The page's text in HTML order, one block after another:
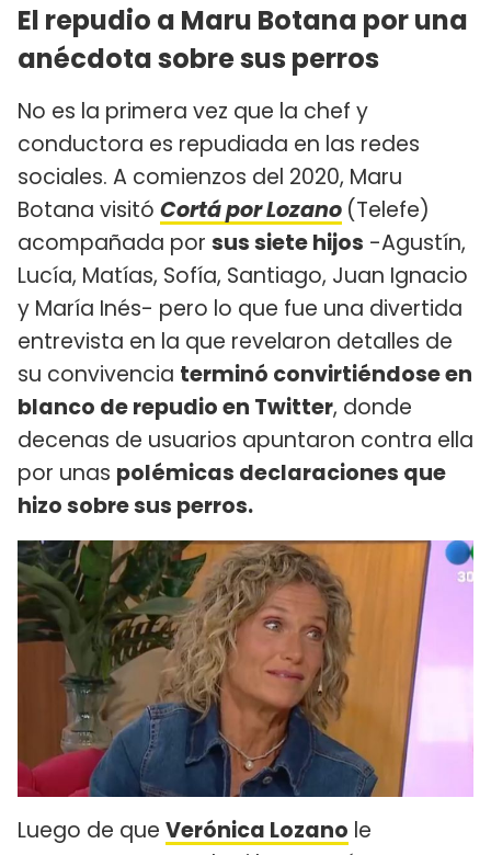
El repudio a Maru Botana por una
anécdota sobre sus perros
No es la primera vez que la chef y
conductora es repudiada en las redes
sociales. A comienzos del 2020, Maru
Botana visitó Cortá por Lozano (Telefe)
acompañada por sus siete hijos -Agustín,
Lucía, Matías, Sofía, Santiago, Juan Ignacio
y María Inés- pero lo que fue una divertida
entrevista en la que revelaron detalles de
su convivencia terminó convirtiéndose en
blanco de repudio en Twitter, donde
decenas de usuarios apuntaron contra ella
por unas polémicas declaraciones que
hizo sobre sus perros.
Luego de que Verónica Lozano le